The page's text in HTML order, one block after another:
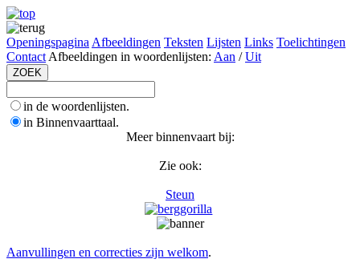
Openingspagina Afbeeldingen Teksten Lijsten Links Toelichtingen
Contact Afbeeldingen in woordenlijsten: Aan /Uit
in de woordenlijsten.
in Binnenvaarttaal.
Meer binnenvaart bij:
Zie ook:
Steun
Aanvullingen en correcties zijn welkom.